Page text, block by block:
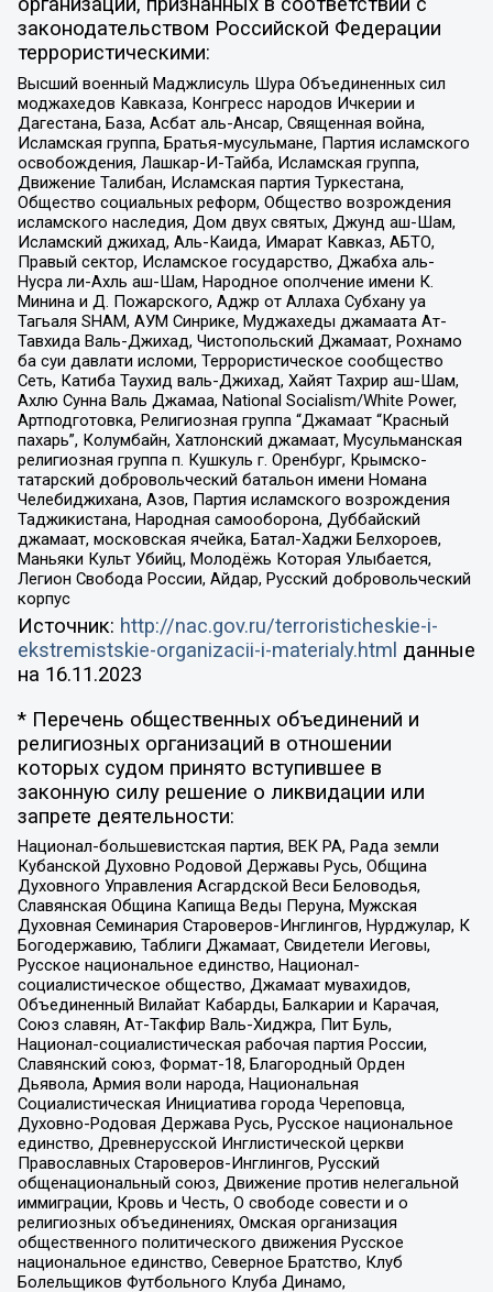
законодательством Российской Федерации
террористическими:
Высший военный Маджлисуль Шура Объединенных сил
моджахедов Кавказа, Конгресс народов Ичкерии и
Дагестана, База, Асбат аль-Ансар, Священная война,
Исламская группа, Братья-мусульмане, Партия исламского
освобождения, Лашкар-И-Тайба, Исламская группа,
Движение Талибан, Исламская партия Туркестана,
Общество социальных реформ, Общество возрождения
исламского наследия, Дом двух святых, Джунд аш-Шам,
Исламский джихад, Аль-Каида, Имарат Кавказ, АБТО,
Правый сектор, Исламское государство, Джабха аль-
Нусра ли-Ахль аш-Шам, Народное ополчение имени К.
Минина и Д. Пожарского, Аджр от Аллаха Субхану уа
Тагьаля SHAM, АУМ Синрике, Муджахеды джамаата Ат-
Тавхида Валь-Джихад, Чистопольский Джамаат, Рохнамо
ба суи давлати исломи, Террористическое сообщество
Сеть, Катиба Таухид валь-Джихад, Хайят Тахрир аш-Шам,
Ахлю Сунна Валь Джамаа, National Socialism/White Power,
Артподготовка, Религиозная группа “Джамаат “Красный
пахарь”, Колумбайн, Хатлонский джамаат, Мусульманская
религиозная группа п. Кушкуль г. Оренбург, Крымско-
татарский добровольческий батальон имени Номана
Челебиджихана, Азов, Партия исламского возрождения
Таджикистана, Народная самооборона, Дуббайский
джамаат, московская ячейка, Батал-Хаджи Белхороев,
Маньяки Культ Убийц, Молодёжь Которая Улыбается,
Легион Свобода России, Айдар, Русский добровольческий
корпус
Источник: http://nac.gov.ru/terroristicheskie-i-
ekstremistskie-organizacii-i-materialy.html данные
на 16.11.2023
* Перечень общественных объединений и
религиозных организаций в отношении
которых судом принято вступившее в
законную силу решение о ликвидации или
запрете деятельности:
Национал-большевистская партия, ВЕК РА, Рада земли
Кубанской Духовно Родовой Державы Русь, Община
Духовного Управления Асгардской Веси Беловодья,
Славянская Община Капища Веды Перуна, Мужская
Духовная Семинария Староверов-Инглингов, Нурджулар, К
Богодержавию, Таблиги Джамаат, Свидетели Иеговы,
Русское национальное единство, Национал-
социалистическое общество, Джамаат мувахидов,
Объединенный Вилайат Кабарды, Балкарии и Карачая,
Союз славян, Ат-Такфир Валь-Хиджра, Пит Буль,
Национал-социалистическая рабочая партия России,
Славянский союз, Формат-18, Благородный Орден
Дьявола, Армия воли народа, Национальная
Социалистическая Инициатива города Череповца,
Духовно-Родовая Держава Русь, Русское национальное
единство, Древнерусской Инглистической церкви
Православных Староверов-Инглингов, Русский
общенациональный союз, Движение против нелегальной
иммиграции, Кровь и Честь, О свободе совести и о
религиозных объединениях, Омская организация
общественного политического движения Русское
национальное единство, Северное Братство, Клуб
Болельщиков Футбольного Клуба Динамо,